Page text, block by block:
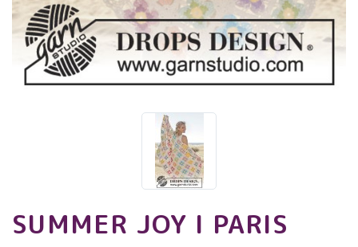
SUMMER JOY I PARIS